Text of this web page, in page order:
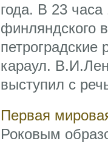
года. В 23
финляндского
караул.
выступил с
Первая
Роковым